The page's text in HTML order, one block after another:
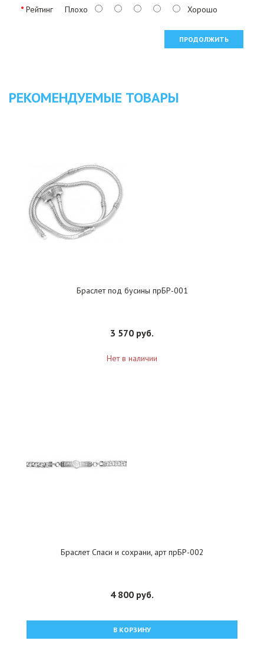
Рейтинг Плохо Хорошо
ПРОДОЛЖИТЬ
РЕКОМЕНДУЕМЫЕ ТОВАРЫ
Браслет под бусины прБР-001
3 570 руб.
Нет в наличии
Браслет Спаси и сохрани, арт прБР-002
4 800 руб.
В КОРЗИНУ